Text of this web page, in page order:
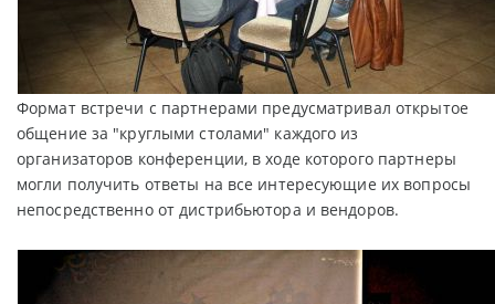
Формат встречи с партнерами предусматривал открытое
общение за "круглыми столами" каждого из
организаторов конференции, в ходе которого партнеры
могли получить ответы на все интересующие их вопросы
непосредственно от дистрибьютора и вендоров.